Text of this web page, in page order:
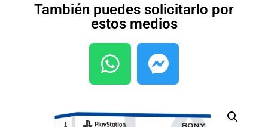
También puedes solicitarlo por
estos medios